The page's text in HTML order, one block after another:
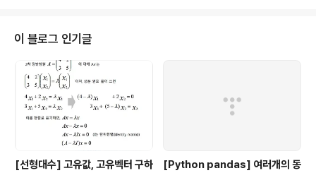
그동안 별 불편을 못느꼈고 좋습니다. 왠만한 라이브러리
도 거의 기본 포함하고 있구요. - IDE : Anaconda (spyd
er, jupyter notebook, IPython) - OS : Windows, 6
4-BIT - Python version : 3.x (설치 당시의 3.x ..
이 블로그 인기글
[선형대수] 고유값, 고유벡터 구하
[Python pandas] 여러개의 동